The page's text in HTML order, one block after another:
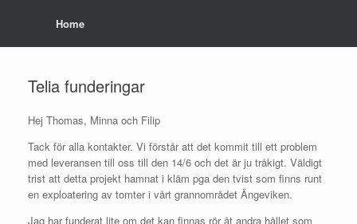
Home
Telia funderingar
Hej Thomas, Minna och Filip
Tack för alla kontakter. Vi förstår att det kommit till ett problem
med leveransen till oss till den 14/6 och det är ju tråkigt. Väldigt
trist att detta projekt hamnat i kläm pga den tvist som finns runt
en exploatering av tomter i vårt grannområdet Ängeviken.
Jag har funderat lite om det kan finnas rör åt andra hållet som